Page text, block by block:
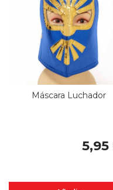
Máscara Luchador